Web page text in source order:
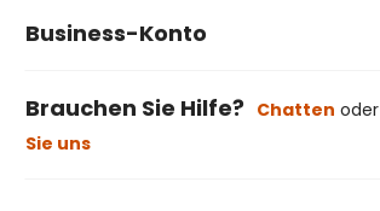
Business-Konto
Brauchen Sie Hilfe? Chatten oder
Sie uns